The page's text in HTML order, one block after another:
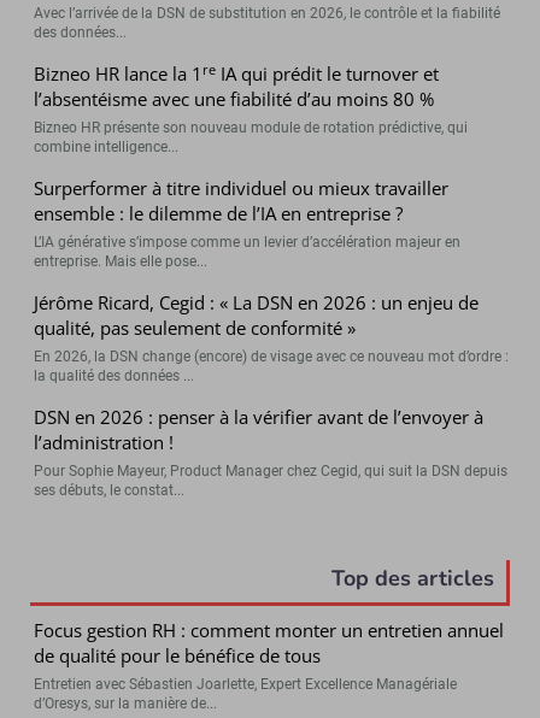
Avec l’arrivée de la DSN de substitution en 2026, le contrôle et la fiabilité
des données...
Bizneo HR lance la 1 re IA qui prédit le turnover et
l’absentéisme avec une fiabilité d’au moins 80 %
Bizneo HR présente son nouveau module de rotation prédictive, qui
combine intelligence...
Surperformer à titre individuel ou mieux travailler
ensemble : le dilemme de l’IA en entreprise ?
L’IA générative s’impose comme un levier d’accélération majeur en
entreprise. Mais elle pose...
Jérôme Ricard, Cegid : « La DSN en 2026 : un enjeu de
qualité, pas seulement de conformité »
En 2026, la DSN change (encore) de visage avec ce nouveau mot d’ordre :
la qualité des données ...
DSN en 2026 : penser à la vérifier avant de l’envoyer à
l’administration !
Pour Sophie Mayeur, Product Manager chez Cegid, qui suit la DSN depuis
ses débuts, le constat...
Top des articles
Focus gestion RH : comment monter un entretien annuel
de qualité pour le bénéfice de tous
Entretien avec Sébastien Joarlette, Expert Excellence Managériale
d’Oresys, sur la manière de...